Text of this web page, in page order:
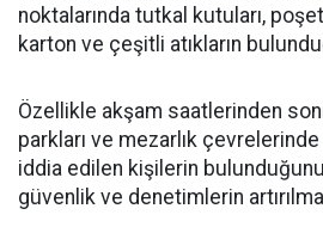
noktalarında tutkal kutuları,
karton ve çeşitli atıkların
Özellikle akşam saatlerinden
parkları ve mezarlık çevrelerinde
iddia edilen kişilerin
güvenlik ve denetimlerin